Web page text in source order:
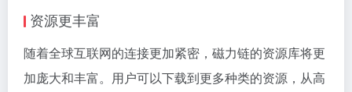
资源更丰富
随着全球互联网的连接更加紧密，磁力链的资源库将更
加庞大和丰富。用户可以下载到更多种类的资源，从高